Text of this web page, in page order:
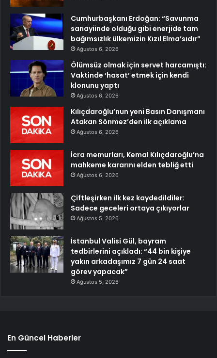
Cumhurbaşkanı Erdoğan: “Savunma
sanayiinde olduğu gibi enerjide tam
bağımsızlık ülkemizin Kızıl Elma’sıdır”
Ağustos 6, 2026
Ölümsüz olmak için servet harcamıştı:
Vaktinde ‘hasat’ etmek için kendi
klonunu yaptı
Ağustos 6, 2026
Kılıçdaroğlu’nun yeni Basın Danışmanı
Atakan Sönmez’den ilk açıklama
Ağustos 6, 2026
İcra memurları, Kemal Kılıçdaroğlu’na
mahkeme kararını elden tebliğ etti
Ağustos 6, 2026
Çiftleşirken ilk kez kaydedildiler:
Sadece geceleri ortaya çıkıyorlar
Ağustos 5, 2026
İstanbul Valisi Gül, bayram
tedbirlerini açıkladı: “44 bin kişiye
yakın arkadaşımız 7 gün 24 saat
görev yapacak”
Ağustos 5, 2026
En Güncel Haberler